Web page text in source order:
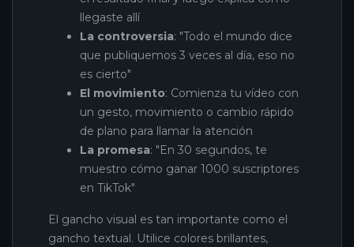
llegaste allí
La controversia: "Todo el mundo dice
que publiquemos 3 veces al día, eso no
es cierto"
El movimiento: Comienza tu vídeo con
un gesto, movimiento o cambio rápido
de plano para llamar la atención
La promesa: "En 30 segundos, te
muestro cómo ganar 1000 suscriptores
en TikTok"
El gancho visual es tan importante como el
gancho textual. Utilice colores brillantes,